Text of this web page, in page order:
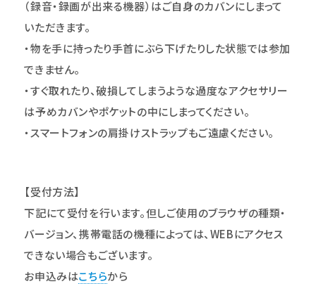
（録音・録画が出来る機器）はご自身のカバンにしまって
いただきます。
・物を手に持ったり手首にぶら下げたりした状態では参加
できません。
・すぐ取れたり、破損してしまうような過度なアクセサリー
は予めカバンやポケットの中にしまってください。
・スマートフォンの肩掛けストラップもご遠慮ください。
【受付方法】
下記にて受付を行います。但しご使用のブラウザの種類・
バージョン、携帯電話の機種によっては、WEBにアクセス
できない場合もございます。
お申込みはこちらから